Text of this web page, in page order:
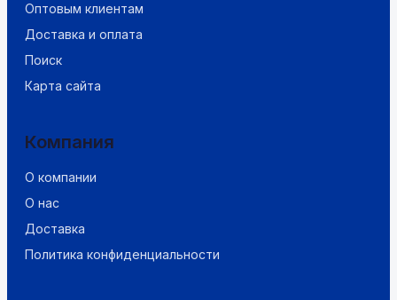
Оптовым клиентам
Доставка и оплата
Поиск
Карта сайта
Компания
О компании
О нас
Доставка
Политика конфиденциальности